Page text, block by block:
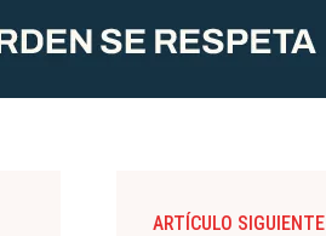
ARTÍCULO SIGUIENTE